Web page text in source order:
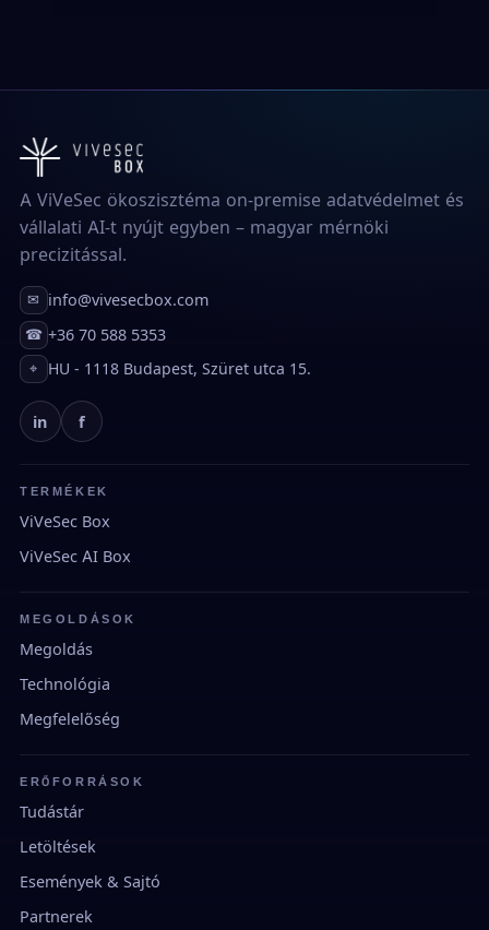
A ViVeSec ökoszisztéma on-premise adatvédelmet és
vállalati AI-t nyújt egyben – magyar mérnöki
precizitással.
✉ info@vivesecbox.com
☎ +36 70 588 5353
⌖ HU - 1118 Budapest, Szüret utca 15.
in f
TERMÉKEK
ViVeSec Box
ViVeSec AI Box
MEGOLDÁSOK
Megoldás
Technológia
Megfelelőség
ERŐFORRÁSOK
Tudástár
Letöltések
Események & Sajtó
Partnerek